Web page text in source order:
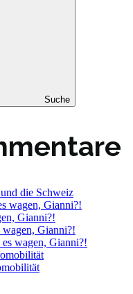
Suche
die Schweiz
wagen, Gianni?!
Gianni?!
Gianni?!
wagen, Gianni?!